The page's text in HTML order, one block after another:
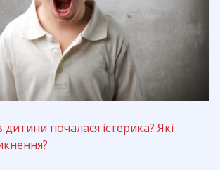
почалася істерика? Які